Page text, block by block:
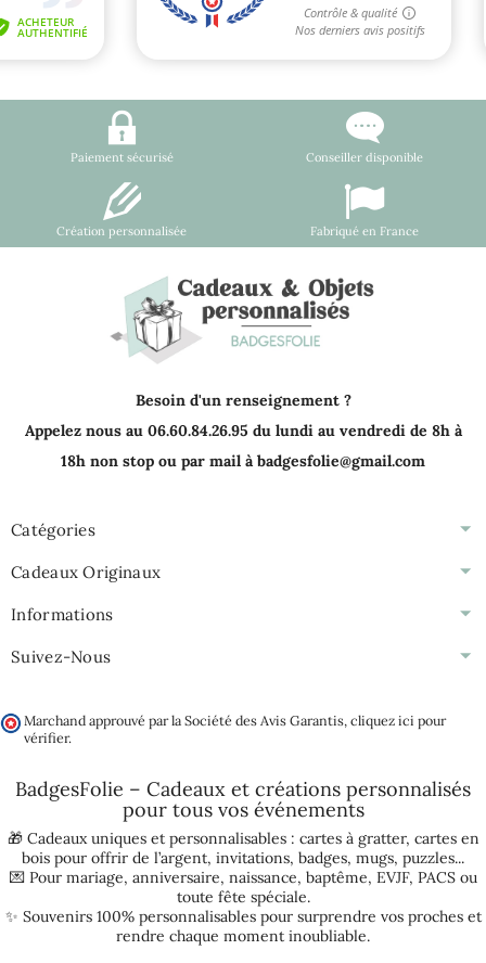
Paiement sécurisé Conseiller disponible
Création personnalisée Fabriqué en France
Besoin d'un renseignement ?
Appelez nous au 06.60.84.26.95 du lundi au vendredi de 8h à
18h non stop ou par mail à badgesfolie@gmail.com
Catégories
Cadeaux Originaux
Informations
Suivez-Nous
Marchand approuvé par la Société des Avis Garantis, cliquez ici pour
vérifier.
BadgesFolie – Cadeaux et créations personnalisés
pour tous vos événements
🎁 Cadeaux uniques et personnalisables : cartes à gratter, cartes en
bois pour offrir de l’argent, invitations, badges, mugs, puzzles...
💌 Pour mariage, anniversaire, naissance, baptême, EVJF, PACSou
toute fête spéciale.
✨ Souvenirs 100% personnalisables pour surprendre vos proches et
rendre chaque moment inoubliable.